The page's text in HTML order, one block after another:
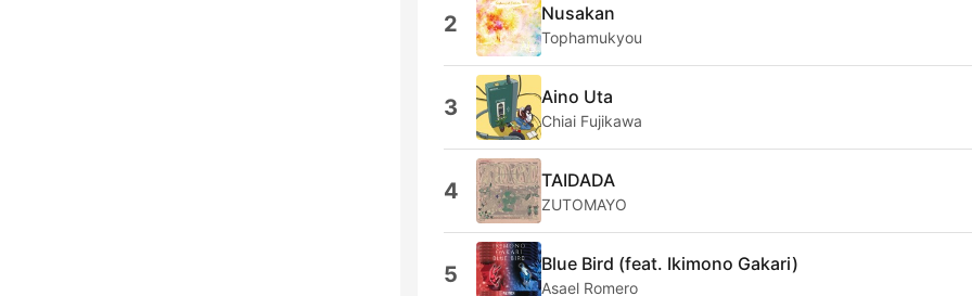
2 Nusakan
Tophamukyou
3 Aino Uta
Chiai Fujikawa
4 TAIDADA
ZUTOMAYO
5 Blue Bird (feat. Ikimono Gakari)
Asael Romero